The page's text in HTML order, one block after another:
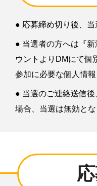
● 応募締め切り後、当
● 当選者の方へは『
ウントよりDMにて個
参加に必要な個人情報
● 当選のご連絡送信
場合、当選は無効とな